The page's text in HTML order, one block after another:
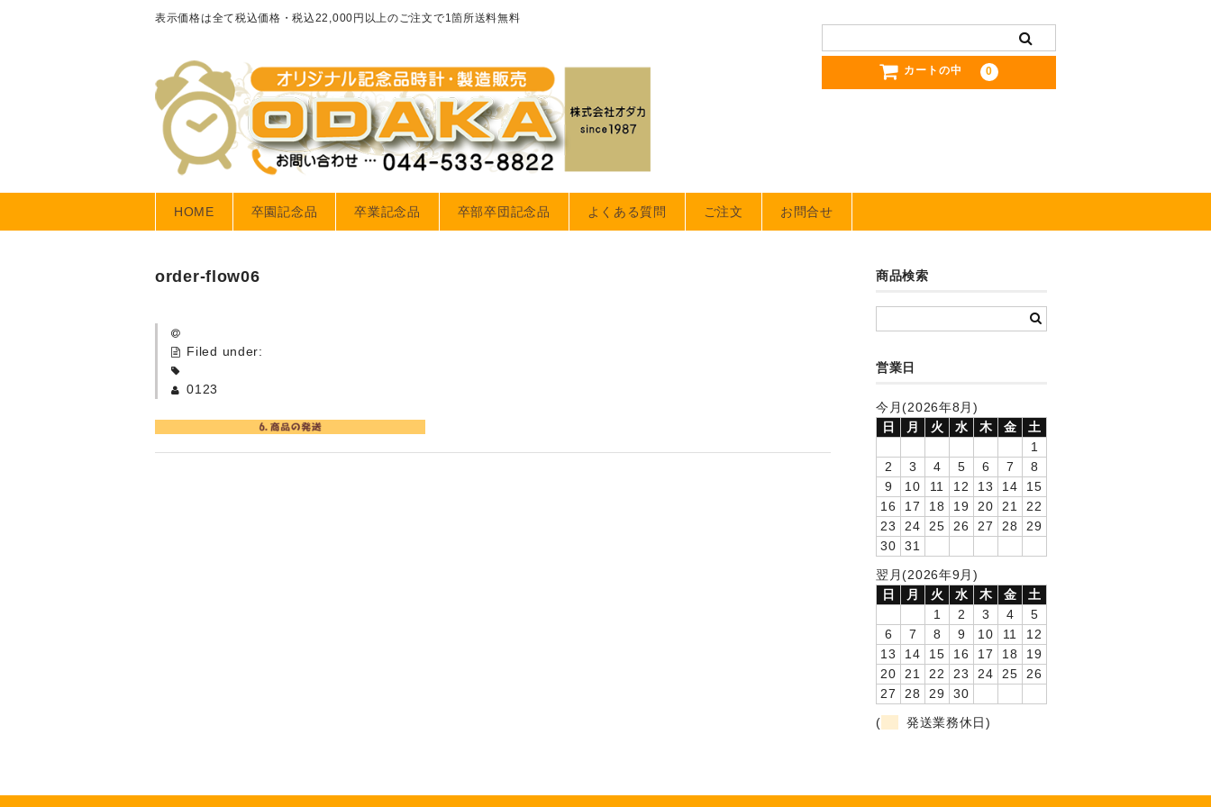
表示価格は全て税込価格・税込22,000円以上のご注文で1箇所送料無料
カートの中 0
HOME 卒園記念品 卒業記念品 卒部卒団記念品 よくある質問 ご注文 お問合せ
order-flow06
Filed under:
0123
商品検索
営業日
今月(2026年8月)
日
月 火 水 木 金
土
1
2
3 4 5 6 7
8
9
10 11 12 13 14
15
16
17 18 19 20 21
22
23
24 25 26 27 28
29
30
31
翌月(2026年9月)
日
月 火 水 木 金
土
1
2 3 4
5
6
7 8 9 10 11
12
13
14 15 16 17 18
19
20
21 22 23 24 25
26
27
28 29
30
(
発送業務休日)